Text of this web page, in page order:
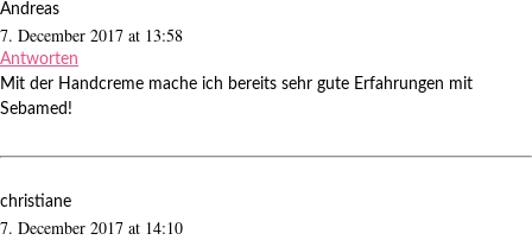
Andreas
7. December 2017 at 13:58
Antworten
Mit der Handcreme mache ich bereits sehr gute Erfahrungen mit
Sebamed!
christiane
7. December 2017 at 14:10